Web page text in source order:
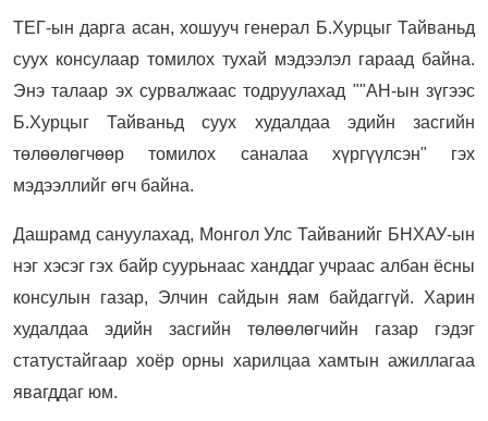
ТЕГ-ын дарга асан, хошууч генерал Б.Хурцыг Тайваньд
суух консулаар томилох тухай мэдээлэл гараад байна.
Энэ талаар эх сурвалжаас тодруулахад ""АН-ын зүгээс
Б.Хурцыг Тайваньд суух худалдаа эдийн засгийн
төлөөлөгчөөр томилох саналаа хүргүүлсэн" гэх
мэдээллийг өгч байна.
Дашрамд сануулахад, Монгол Улс Тайванийг БНХАУ-ын
нэг хэсэг гэх байр суурьнаас ханддаг учраас албан ёсны
консулын газар, Элчин сайдын яам байдаггүй. Харин
худалдаа эдийн засгийн төлөөлөгчийн газар гэдэг
статустайгаар хоёр орны харилцаа хамтын ажиллагаа
явагддаг юм.